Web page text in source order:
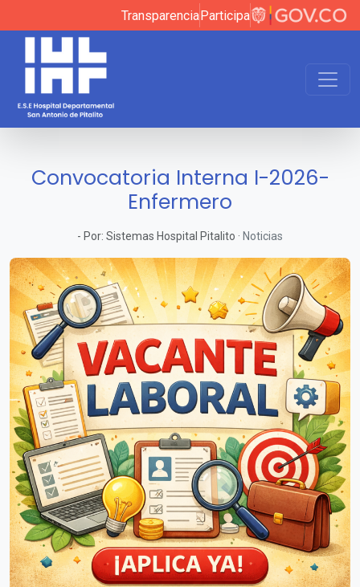
TransparenciaParticipa
Convocatoria Interna I-2026-
Enfermero
- Por: Sistemas Hospital Pitalito · Noticias